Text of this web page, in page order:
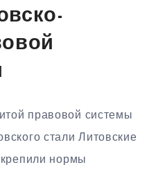
правовой системы
стали Литовские
нормы